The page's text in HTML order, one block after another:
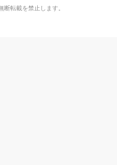
転載を禁止します。